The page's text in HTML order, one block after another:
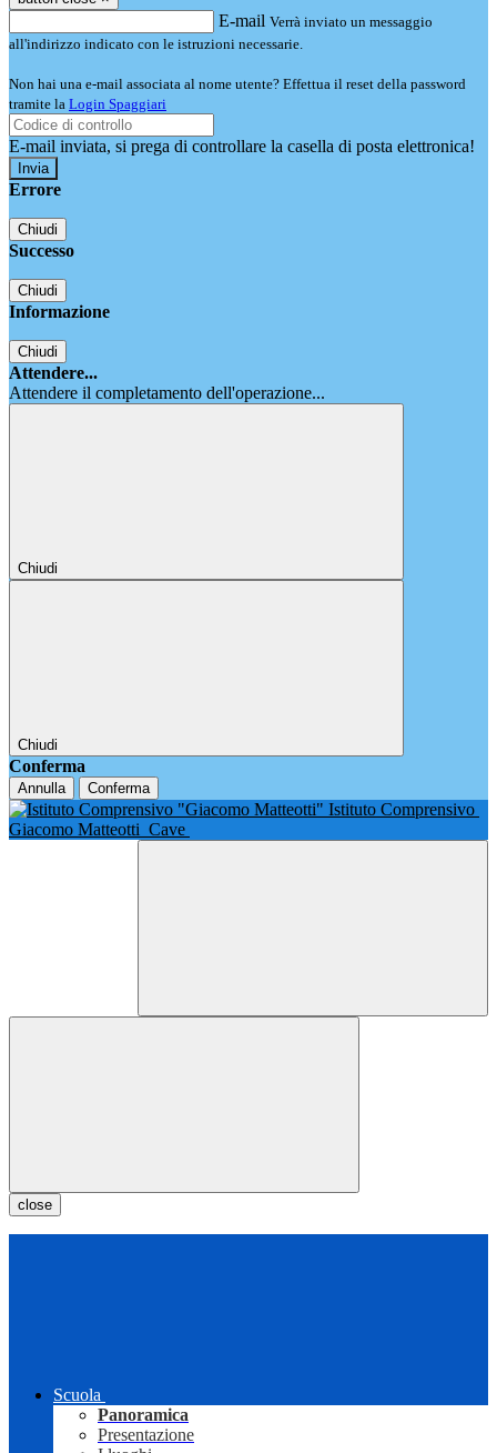
E-mail Verrà inviato un messaggio
all'indirizzo indicato con le istruzioni necessarie.
Non hai una e-mail associata al nome utente? Effettua il reset della password
tramite la Login Spaggiari
E-mail inviata, si prega di controllare la casella di posta elettronica!
Errore
Chiudi
Successo
Chiudi
Informazione
Chiudi
Attendere...
Attendere il completamento dell'operazione...
Chiudi
Chiudi
Conferma
Annulla Conferma
Istituto Comprensivo
Giacomo Matteotti Cave
close
Scuola
Panoramica
Presentazione